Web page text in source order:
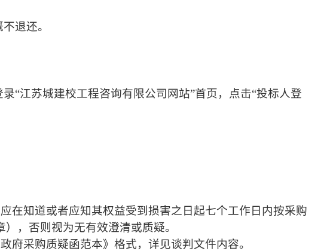
退还。
“江苏城建校工程咨询有限公司网站”首页，点击“投标人登
在知道或者应知其权益受到损害之日起七个工作日内按采购
，否则视为无有效澄清或质疑。
府采购质疑函范本》格式，详见谈判文件内容。